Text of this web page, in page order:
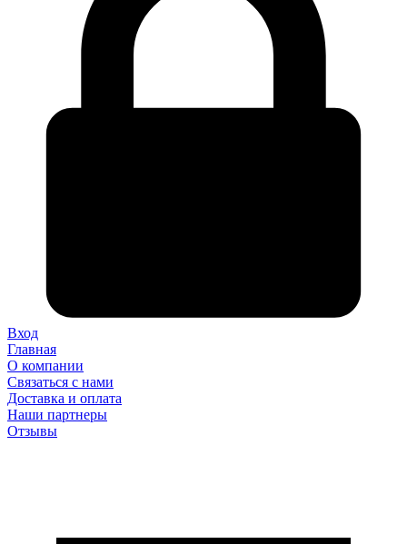
Вход
Главная
О компании
Связаться с нами
Доставка и оплата
Наши партнеры
Отзывы